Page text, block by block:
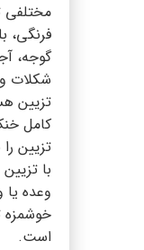
مختلفی
فرنگی،
گوجه،
شکلات
تزیین
کامل
تزیین
با
وعده
خوشمزه
است.